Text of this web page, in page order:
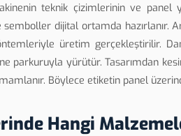
teknik çizimlerinin ve panel
dijital ortamda hazırlanır.
üretim gerçekleştirilir.
parkuruyla yürütür. Tasarımdan
Böylece etiketin panel
Hangi